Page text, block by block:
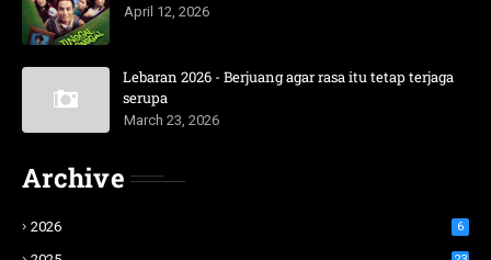
April 12, 2026
Lebaran 2026 - Berjuang agar rasa itu tetap terjaga
serupa
March 23, 2026
Archive
2026 6